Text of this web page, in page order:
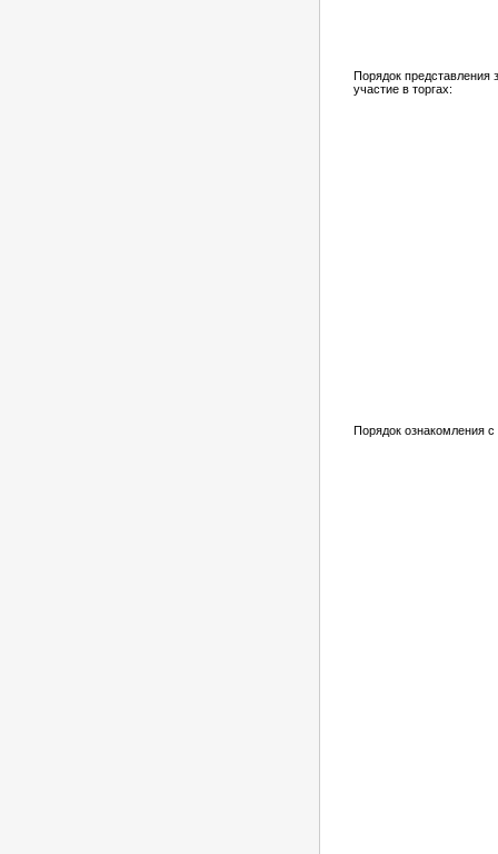
Порядок представления
участие в торгах:
Порядок ознакомления